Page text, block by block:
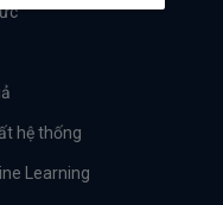
hệ thống
Learning